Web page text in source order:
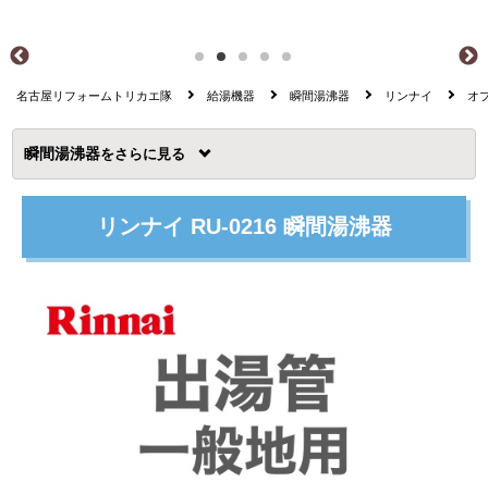
名古屋リフォームトリカエ隊 給湯機器 瞬間湯沸器 リンナイ オ
瞬間湯沸器を
リンナイ RU-0216 瞬間湯沸器